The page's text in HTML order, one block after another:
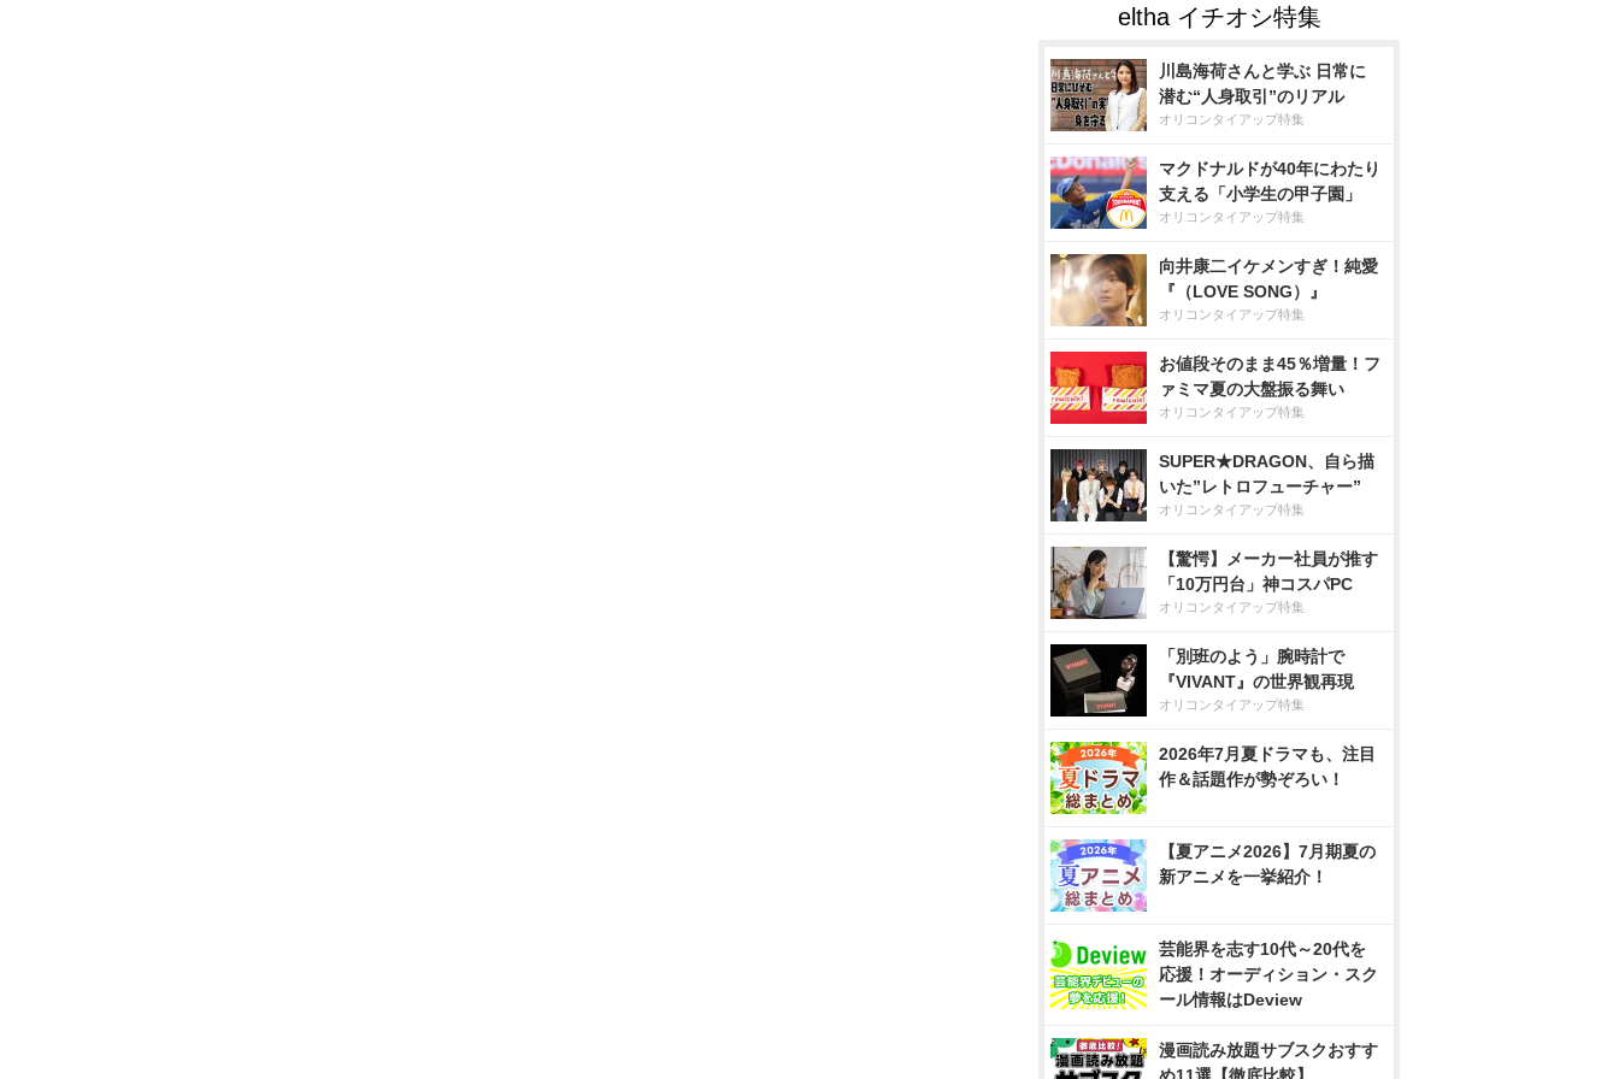
川島海荷さんと学ぶ 日常に
潜む“人身取引”のリアル
オリコンタイアップ特集
マクドナルドが40年にわたり
支える「小学生の甲子園」
オリコンタイアップ特集
向井康二イケメンすぎ！純愛
『（LOVE SONG）』
オリコンタイアップ特集
お値段そのまま45％増量！フ
ァミマ夏の大盤振る舞い
オリコンタイアップ特集
SUPER★DRAGON、自ら描
いた”レトロフューチャー”
オリコンタイアップ特集
【驚愕】メーカー社員が推す
「10万円台」神コスパPC
オリコンタイアップ特集
「別班のよう」腕時計で
『VIVANT』の世界観再現
オリコンタイアップ特集
2026年7月夏ドラマも、注目
作＆話題作が勢ぞろい！
【夏アニメ2026】7月期夏の
新アニメを一挙紹介！
芸能界を志す10代～20代を
応援！オーディション・スク
ール情報はDeview
漫画読み放題サブスクおすす